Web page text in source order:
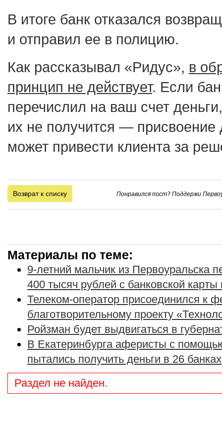
В итоге банк отказался
и отправил ее в полицию.
Как рассказывал «Ридус», в
принцип не действует. Если
перечислил на ваш счет
их не получится — присвоение
может привести клиента за
Возврат к списку Понравился пост? Поддержи
Материалы по теме:
9-летний мальчик из Первоуральска
400 тысяч рублей с банковской карты
Телеком-оператор присоединился к
благотворительному проекту
Ройзман будет выдвигаться в
В Екатеринбурга аферисты с
пытались получить деньги в 26 банках
Раздел не найден.